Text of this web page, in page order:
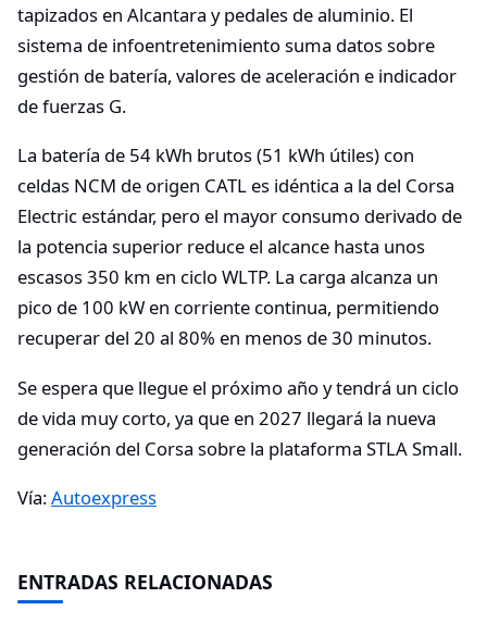
tapizados en Alcantara y pedales de aluminio. El
sistema de infoentretenimiento suma datos sobre
gestión de batería, valores de aceleración e indicador
de fuerzas G.
La batería de 54 kWh brutos (51 kWh útiles) con
celdas NCM de origen CATL es idéntica a la del Corsa
Electric estándar, pero el mayor consumo derivado de
la potencia superior reduce el alcance hasta unos
escasos 350 km en ciclo WLTP. La carga alcanza un
pico de 100 kW en corriente continua, permitiendo
recuperar del 20 al 80% en menos de 30 minutos.
Se espera que llegue el próximo año y tendrá un ciclo
de vida muy corto, ya que en 2027 llegará la nueva
generación del Corsa sobre la plataforma STLA Small.
Vía:Autoexpress
ENTRADAS RELACIONADAS